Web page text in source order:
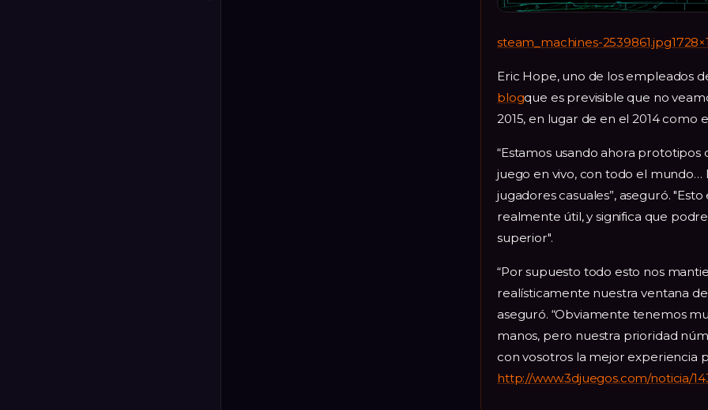
steam_machines-
Eric Hope, uno de los empleados
blogque es previsible que no
2015, en lugar de en el 2014 como
“Estamos usando ahora
juego en vivo, con todo el mundo…
jugadores casuales”, aseguró.
realmente útil, y significa que
superior".
“Por supuesto todo esto nos
realísticamente nuestra ventana
aseguró. “Obviamente tenemos
manos, pero nuestra prioridad
con vosotros la mejor experiencia
http://www.3djuegos.com/noticia/